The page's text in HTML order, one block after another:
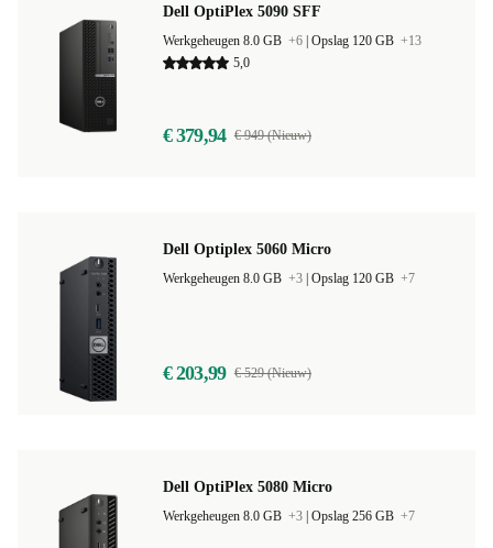
Dell OptiPlex 5090 SFF
Werkgeheugen 8.0 GB +6 Opslag 120 GB +13
5,0
€ 379,94 € 949 (Nieuw)
Dell Optiplex 5060 Micro
Werkgeheugen 8.0 GB +3 Opslag 120 GB +7
€ 203,99 € 529 (Nieuw)
Dell OptiPlex 5080 Micro
Werkgeheugen 8.0 GB +3 Opslag 256 GB +7